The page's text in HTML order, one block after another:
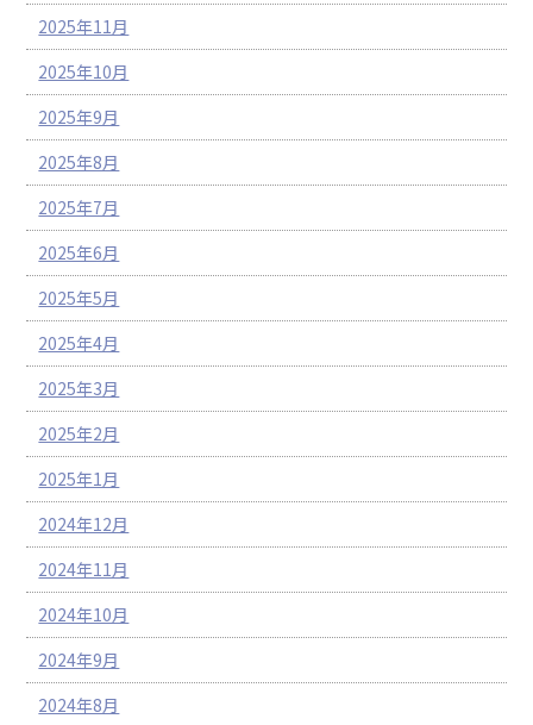
2025年11月
2025年10月
2025年9月
2025年8月
2025年7月
2025年6月
2025年5月
2025年4月
2025年3月
2025年2月
2025年1月
2024年12月
2024年11月
2024年10月
2024年9月
2024年8月